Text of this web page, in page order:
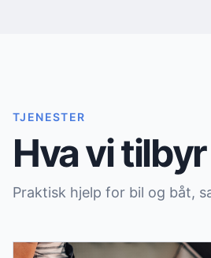
TJENESTER
Hva vi tilbyr
Praktisk hjelp for bil og båt,